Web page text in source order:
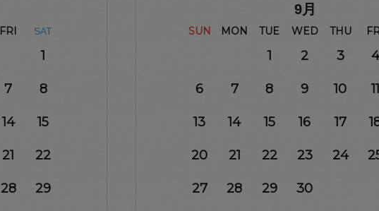
FRI SAT
1
7 8
14 15
21 22
28 29
9月
SUN MON TUE WED THU
1 2 3 4
6 7 8 9 10 11
13 14 15 16 17
20 21 22 23 24
27 28 29 30